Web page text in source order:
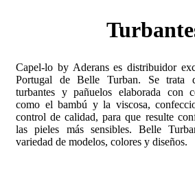
Capel-lo by Aderans es distribuidor
Portugal de Belle Turban. Se trata
turbantes y pañuelos elaborada con
como el bambú y la viscosa,
control de calidad, para que resulte
las pieles más sensibles. Belle
variedad de modelos, colores y diseños.